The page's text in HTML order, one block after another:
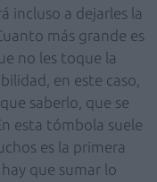
incluso a dejarles la
más grande es
no les toque la
en este caso,
saberlo, que se
esta tómbola suele
es la primera
que sumar lo